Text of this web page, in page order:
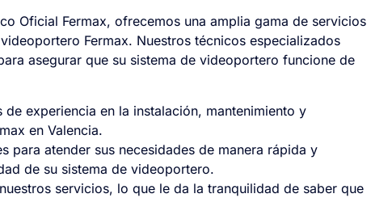
Oficial Fermax, ofrecemos una amplia gama de servicios
Fermax. Nuestros técnicos especializados
asegurar que su sistema de videoportero funcione de
experiencia en la instalación, mantenimiento y
en Valencia.
para atender sus necesidades de manera rápida y
de su sistema de videoportero.
servicios, lo que le da la tranquilidad de saber que